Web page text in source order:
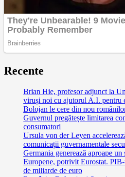
Recente
Brian Hie, profesor adjunct la
viruși noi cu ajutorul A.I. pentru
Bolojan le cere din nou
Guvernul pregătește limitarea
consumatori
Ursula von der Leyen
comunicații guvernamentale
Germania generează aproape
Europene, potrivit Eurostat.
de miliarde de euro